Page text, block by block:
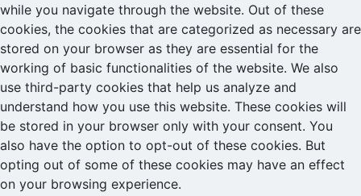
while you navigate through the website. Out of these
cookies, the cookies that are categorized as necessary are
stored on your browser as they are essential for the
working of basic functionalities of the website. We also
use third-party cookies that help us analyze and
understand how you use this website. These cookies will
be stored in your browser only with your consent. You
also have the option to opt-out of these cookies. But
opting out of some of these cookies may have an effect
on your browsing experience.